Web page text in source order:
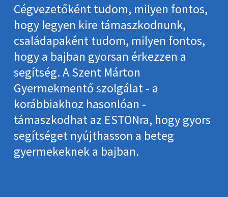
Cégvezetőként tudom, milyen fontos,
hogy legyen kire támaszkodnunk,
családapaként tudom, milyen fontos,
hogy a bajban gyorsan érkezzen a
segítség. A Szent Márton
Gyermekmentő szolgálat - a
korábbiakhoz hasonlóan -
támaszkodhat az ESTONra, hogy gyors
segítséget nyújthasson a beteg
gyermekeknek a bajban.